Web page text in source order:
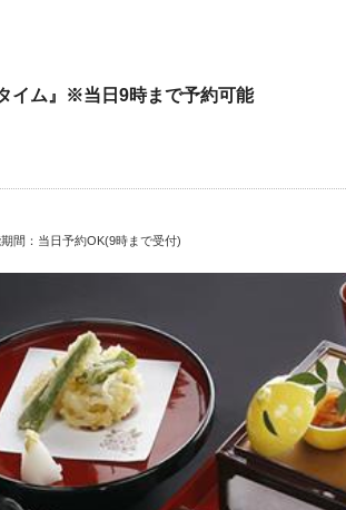
イム』※当日9時まで予約可能
間：当日予約OK(9時まで受付)